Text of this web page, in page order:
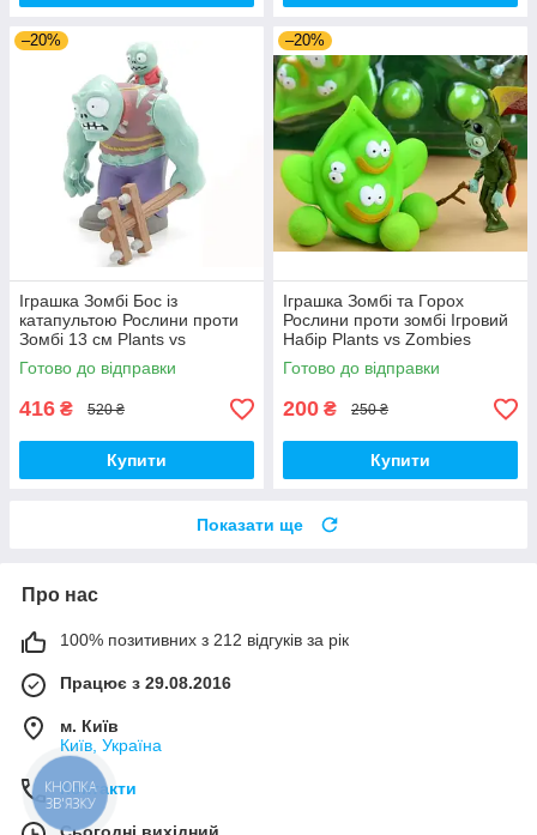
–20%
Іграшка Зомбі Бос із
катапультою Рослини проти
Зомбі 13 см Plants vs
Zombies Зомбі (00230)
Готово до відправки
416 ₴ 520 ₴
Купити
–20%
Іграшка Зомбі та Горох
Рослини проти зомбі Ігровий
Набір Plants vs Zombies
(00252)
Готово до відправки
200 ₴ 250 ₴
Купити
Показати ще
Про нас
100% позитивних з 212 відгуків за рік
Працює з 29.08.2016
м. Київ
Київ, Україна
Контакти
КНОПКА
ЗВ'ЯЗКУ